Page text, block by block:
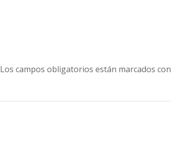
Los campos obligatorios están marcados con